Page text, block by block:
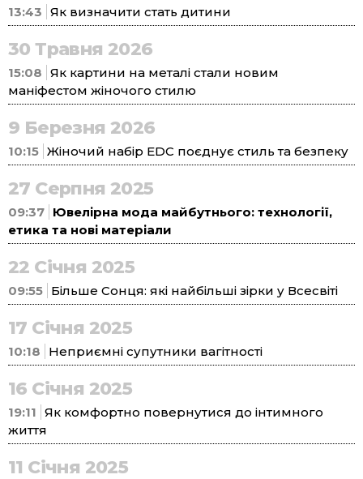
13:43 Як визначити стать дитини
30 Травня 2026
15:08 Як картини на металі стали новим
маніфестом жіночого стилю
9 Березня 2026
10:15 Жіночий набір EDC поєднує стиль та безпеку
27 Серпня 2025
09:37 Ювелірна мода майбутнього: технології,
етика та нові матеріали
22 Січня 2025
09:55 Більше Сонця: які найбільші зірки у Всесвіті
17 Січня 2025
10:18 Неприємні супутники вагітності
16 Січня 2025
19:11 Як комфортно повернутися до інтимного
життя
11 Січня 2025